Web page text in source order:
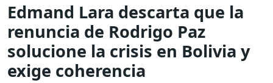
Edmand Lara descarta que la
renuncia de Rodrigo Paz
solucione la crisis en Bolivia y
exige coherencia